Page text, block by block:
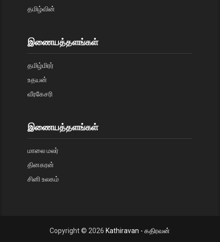
தமிழ்வின்
இணையத்தளங்கள்
தமிழ்மிரர்
உதயன்
வீரகேசரி
இணையத்தளங்கள்
மாலை மலர்
தினகரன்
சினி உலகம்
Copyright © 2026 Kathiravan - கதிரவன்